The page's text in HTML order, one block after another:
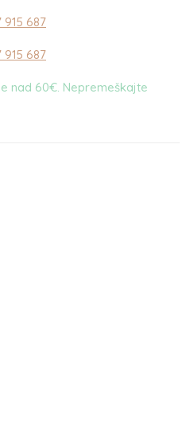
915 687
915 687
nad 60€. Nepremeškajte